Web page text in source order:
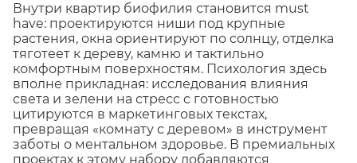
Внутри квартир биофилия становится must
have: проектируются ниши под крупные
растения, окна ориентируют по солнцу, отделка
тяготеет к дереву, камню и тактильно
комфортным поверхностям. Психология здесь
вполне прикладная: исследования влияния
света и зелени на стресс с готовностью
цитируются в маркетинговых текстах,
превращая «комнату с деревом» в инструмент
заботы о ментальном здоровье. В премиальных
проектах к этому набору добавляются